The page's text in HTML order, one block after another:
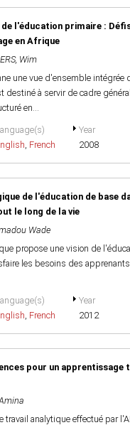
de l'éducation primaire :
en Afrique
Wim
une vue d'ensemble
destiné à servir de cadre
en...
, French
Year
2008
de l'éducation de base
le long de la vie
Wade
propose une vision de
les besoins des
, French
Year
2012
pour un apprentissage
travail analytique effectué par